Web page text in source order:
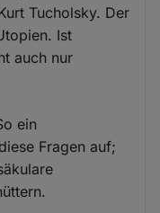
Tucholsky. Der
Ist
auch nur
ein
Fragen auf;